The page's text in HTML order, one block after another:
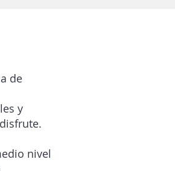
de
y
nivel